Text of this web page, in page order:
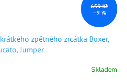
659 Kč
–9 %
zpětného zrcátka Boxer,
Jumper
Skladem